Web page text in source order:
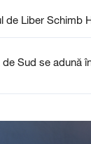
de Liber Schimb
Sud se adună